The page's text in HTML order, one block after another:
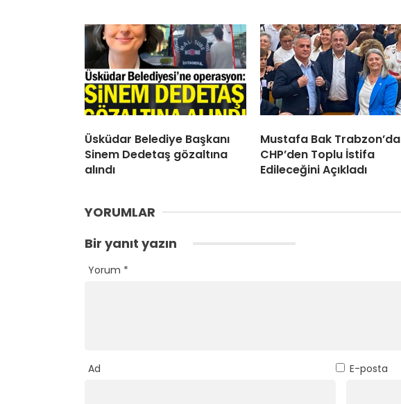
Üsküdar Belediye Başkanı
Sinem Dedetaş gözaltına
alındı
Mustafa Bak Trabzon’da
CHP’den Toplu İstifa
Edileceğini Açıkladı
YORUMLAR
Bir yanıt yazın
Yorum *
Ad E-posta